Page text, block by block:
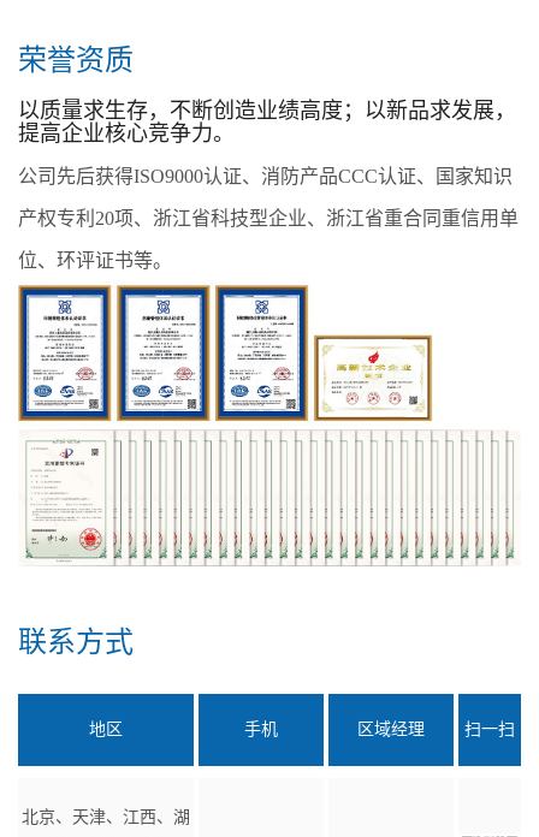
荣誉资质
以质量求生存，不断创造业绩高度；以新品求发展，
提高企业核心竞争力。
公司先后获得ISO9000认证、消防产品CCC认证、国家知识
产权专利20项、浙江省科技型企业、浙江省重合同重信用单
位、环评证书等。
联系方式
地区 手机 区域经理 扫一扫
北京、天津、江西、湖